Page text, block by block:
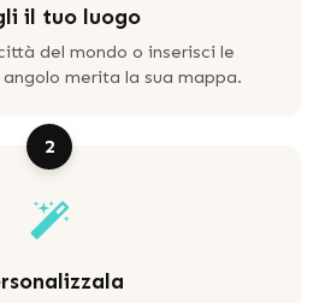
il tuo luogo
del mondo o inserisci le
merita la sua mappa.
2